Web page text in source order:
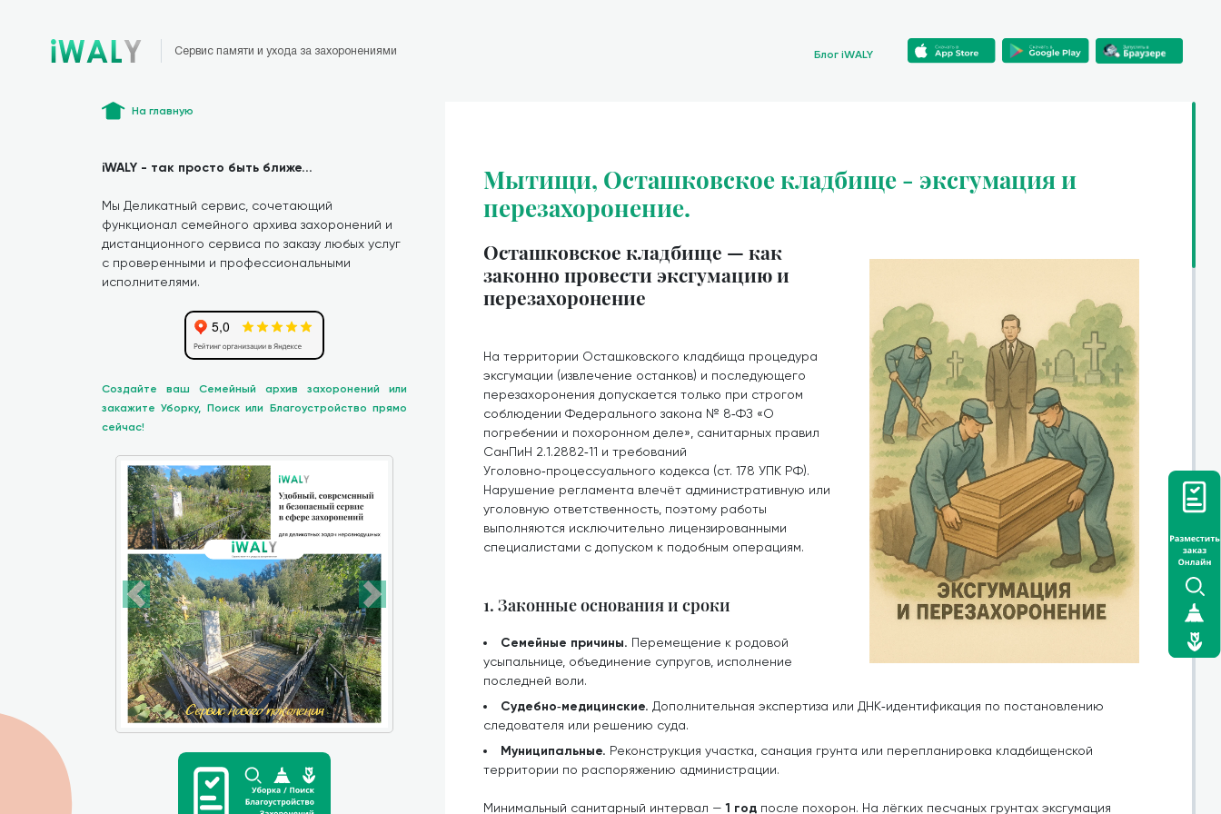
Сервис памяти и ухода за захоронениями Блог iWALY
На главную
iWALY - так просто быть ближе...
Мы Деликатный сервис, сочетающий
функционал семейного архива захоронений и
дистанционного сервиса по заказу любых услуг
с проверенными и профессиональными
исполнителями.
Создайте ваш Семейный архив захоронений или
закажите Уборку, Поиск или Благоустройство прямо
сейчас!
Мытищи, Осташковское кладбище - эксгумация и
перезахоронение.
Осташковское кладбище — как
законно провести эксгумацию и
перезахоронение
На территории Осташковского кладбища процедура
эксгумации (извлечение останков) и последующего
перезахоронения допускается только при строгом
соблюдении Федерального закона № 8‑ФЗ «О
погребении и похоронном деле», санитарных правил
СанПиН 2.1.2882‑11 и требований
Уголовно‑процессуального кодекса (ст. 178 УПК РФ).
Нарушение регламента влечёт административную или
уголовную ответственность, поэтому работы
выполняются исключительно лицензированными
специалистами с допуском к подобным операциям.
1. Законные основания и сроки
Семейные причины. Перемещение к родовой
усыпальнице, объединение супругов, исполнение
последней воли.
Судебно‑медицинские. Дополнительная экспертиза или ДНК‑идентификация по постановлению
следователя или решению суда.
Муниципальные. Реконструкция участка, санация грунта или перепланировка кладбищенской
территории по распоряжению администрации.
Минимальный санитарный интервал —1 год после похорон. На лёгких песчаных грунтах эксгумация